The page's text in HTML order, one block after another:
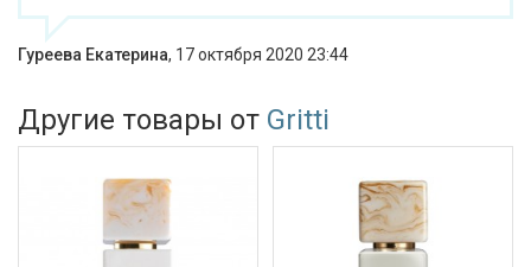
Гуреева Екатерина, 17 октября 2020 23:44
Другие товары от Gritti